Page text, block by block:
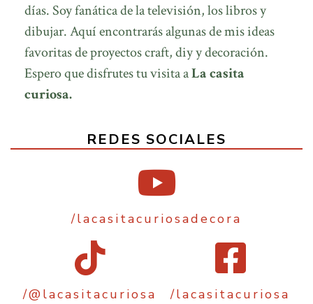
días. Soy fanática de la televisión, los libros y
dibujar. Aquí encontrarás algunas de mis ideas
favoritas de proyectos craft, diy y decoración.
Espero que disfrutes tu visita aLa casita
curiosa.
REDES SOCIALES
/lacasitacuriosadecora
/@lacasitacuriosa /lacasitacuriosa